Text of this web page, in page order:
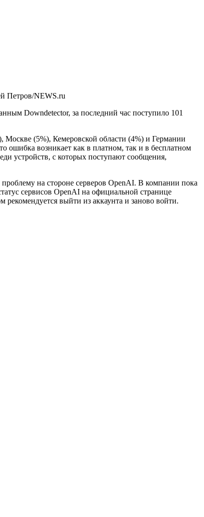
Петров/NEWS.ru
Downdetector, за последний час поступило 101
Москве (5%), Кемеровской области (4%) и Германии
ошибка возникает как в платном, так и в бесплатном
устройств, с которых поступают сообщения,
на стороне серверов OpenAI. В компании пока
сервисов OpenAI на официальной странице
рекомендуется выйти из аккаунта и заново войти.